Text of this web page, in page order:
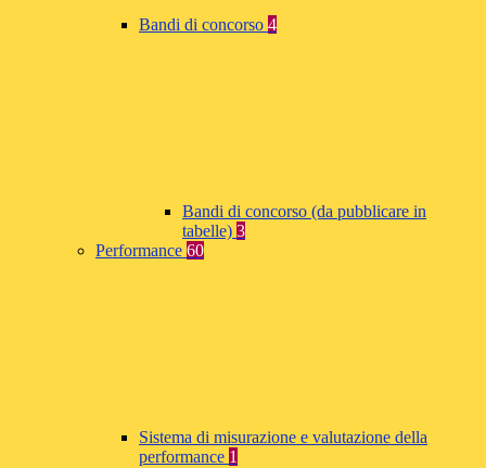
Bandi di concorso 4
Bandi di concorso (da pubblicare in
tabelle) 3
Performance 60
Sistema di misurazione e valutazione della
performance 1